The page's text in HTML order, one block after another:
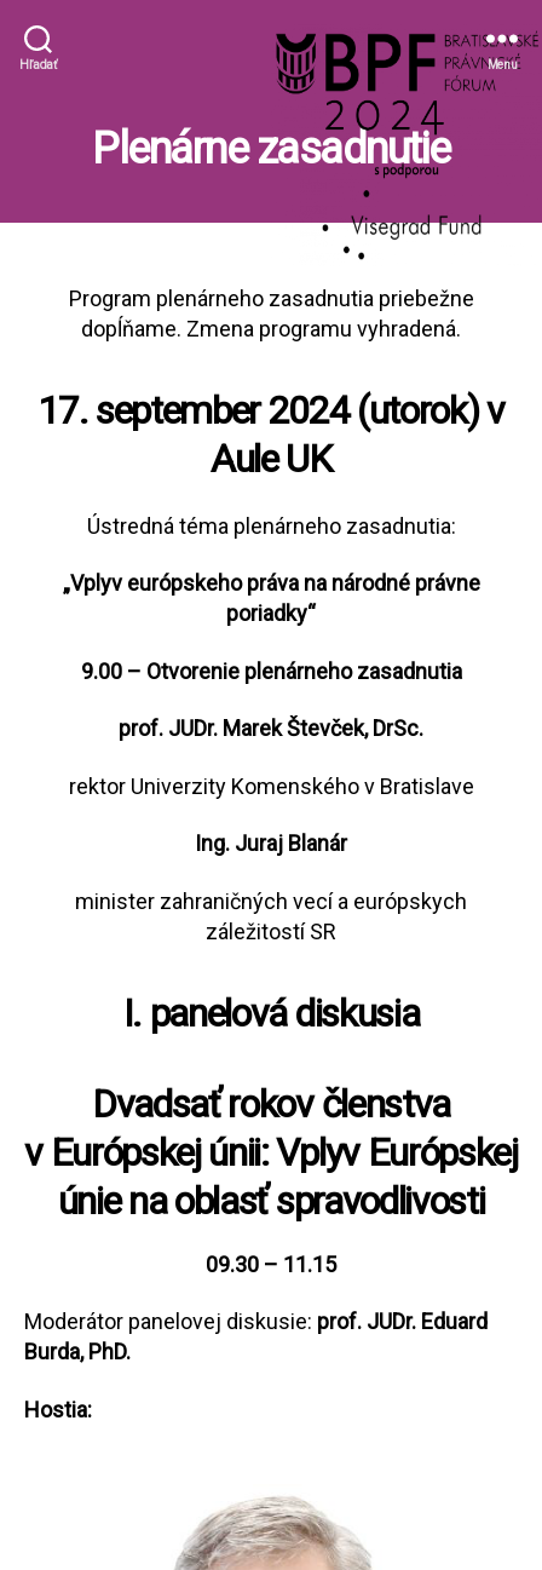
Hľadať
BPF
Menu
Plenárne zasadnutie
Program plenárneho zasadnutia priebežne
dopĺňame. Zmena programu vyhradená.
17. september 2024 (utorok) v
Aule UK
Ústredná téma plenárneho zasadnutia:
„Vplyv európskeho práva na národné právne
poriadky“
9.00 – Otvorenie plenárneho zasadnutia
prof. JUDr. Marek Števček, DrSc.
rektor Univerzity Komenského v Bratislave
Ing. Juraj Blanár
minister zahraničných vecí a európskych
záležitostí SR
I. panelová diskusia
Dvadsať rokov členstva
v Európskej únii: Vplyv Európskej
únie na oblasť spravodlivosti
09.30 – 11.15
Moderátor panelovej diskusie: prof. JUDr. Eduard
Burda, PhD.
Hostia: